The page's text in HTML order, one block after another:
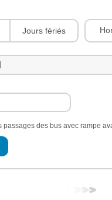
Jours fériés
passages des bus avec rampe